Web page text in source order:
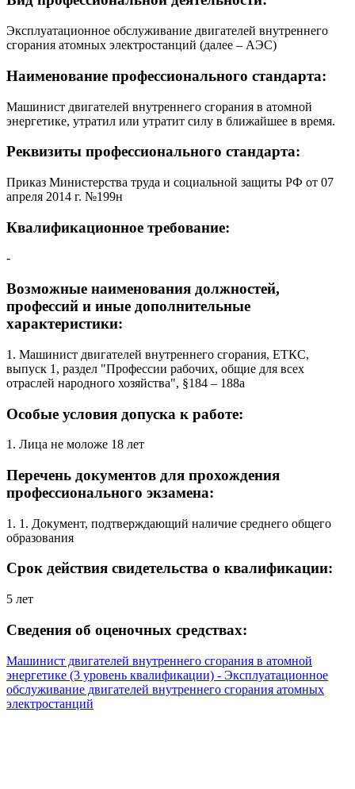
Эксплуатационное обслуживание двигателей внутреннего
сгорания атомных электростанций (далее – АЭС)
Наименование профессионального стандарта:
Машинист двигателей внутреннего сгорания в атомной
энергетике, утратил или утратит силу в ближайшее в время.
Реквизиты профессионального стандарта:
Приказ Министерства труда и социальной защиты РФ от 07
апреля 2014 г. №199н
Квалификационное требование:
-
Возможные наименования должностей,
профессий и иные дополнительные
характеристики:
1. Машинист двигателей внутреннего сгорания, ЕТКС,
выпуск 1, раздел "Профессии рабочих, общие для всех
отраслей народного хозяйства", §184 – 188а
Особые условия допуска к работе:
1. Лица не моложе 18 лет
Перечень документов для прохождения
профессионального экзамена:
1. 1. Документ, подтверждающий наличие среднего общего
образования
Срок действия свидетельства о квалификации:
5 лет
Сведения об оценочных средствах:
Машинист двигателей внутреннего сгорания в атомной
энергетике (3 уровень квалификации) - Эксплуатационное
обслуживание двигателей внутреннего сгорания атомных
электростанций